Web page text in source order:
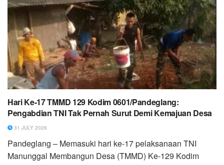
Hari Ke-17 TMMD 129 Kodim 0601/Pandeglang:
Pengabdian TNI Tak Pernah Surut Demi Kemajuan Desa
31 JULY 2026
Pandeglang – Memasuki hari ke-17 pelaksanaan TNI
Manunggal Membangun Desa (TMMD) Ke-129 Kodim